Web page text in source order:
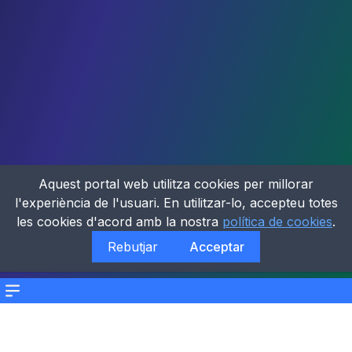
Menu
Aquest portal web utilitza cookies per millorar
l'experiència de l'usuari. En utilitzar-lo, accepteu totes
les cookies d'acord amb la nostra política de cookies.
Rebutjar
Acceptar